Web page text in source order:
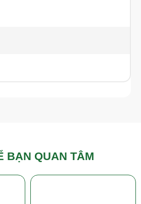
BẠN QUAN TÂM